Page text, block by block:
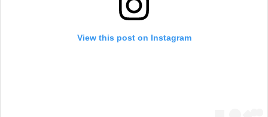
View this post on Instagram